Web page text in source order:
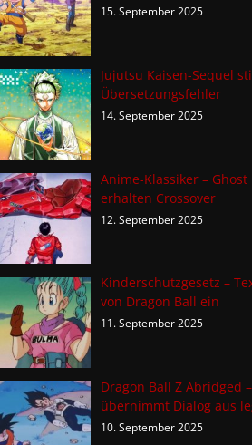
15. September 2025
Jujutsu Kaisen-Sequel
Übersetzungsfehler
14. September 2025
Anime-Klassiker –
erhalten Crossover
12. September 2025
Kinderschutzgesetz –
von Dragon Ball ein
11. September 2025
Dragon Ball Z Abridged
übernimmt Dialog aus
10. September 2025